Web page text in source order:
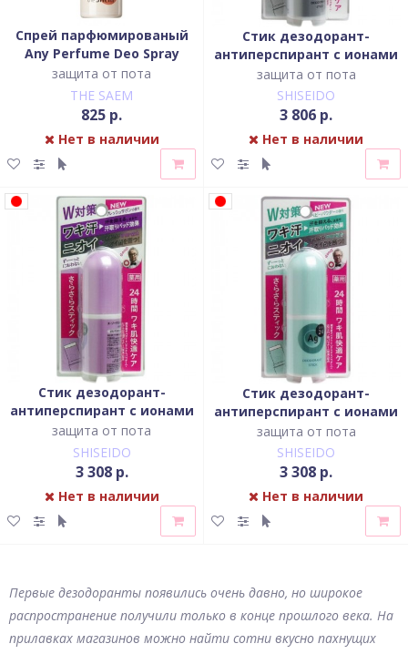
Спрей парфюмированый
Any Perfume Deo Spray
[Pink Grapefruit]
защита от пота
THE SAEM
825 р.
Нет в наличии
Стик дезодорант-
антиперспирант с ионами
серебра без запаха
защита от пота
SHISEIDO
3 806 р.
Нет в наличии
Стик дезодорант-
антиперспирант с ионами
серебра с ароматом
свежести
защита от пота
SHISEIDO
3 308 р.
Нет в наличии
Стик дезодорант-
антиперспирант с ионами
серебра с лёгким
цветочным ароматом
детской присыпки
защита от пота
SHISEIDO
3 308 р.
Нет в наличии
Первые дезодоранты появились очень давно, но широкое
распространение получили только в конце прошлого века. На
прилавках магазинов можно найти сотни вкусно пахнущих